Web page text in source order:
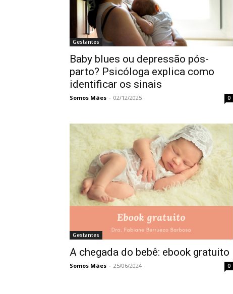
Gestantes
Baby blues ou depressão pós-
parto? Psicóloga explica como
identificar os sinais
Somos Mães - 02/12/2025 0
Gestantes
A chegada do bebê: ebook gratuito
Somos Mães - 25/06/2024 0